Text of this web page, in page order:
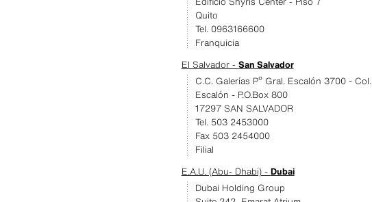
Quito
Tel. 0963166600
Franquicia
El Salvador - San Salvador
C.C. Galerías Pº Gral. Escalón 3700 - Col.
Escalón - P.O.Box 800
17297 SAN SALVADOR
Tel. 503 2453000
Fax 503 2454000
Filial
E.A.U. (Abu- Dhabi) - Dubai
Dubai Holding Group